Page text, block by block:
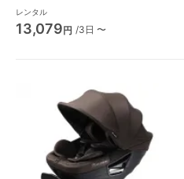
ベベ(AILBEBE)
レンタル
13,079円 /3日 〜